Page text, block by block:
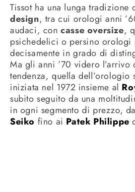
Tissot ha una lunga tradizione
design, tra cui orologi anni
audaci, concasse oversize,
psichedelici o persino orologi
decisamente in grado di
Ma gli anni ’70 videro l’arrivo
tendenza, quella dell’orologio
iniziata nel 1972 insieme al
subito seguito da una
in ogni segmento di prezzo,
Seiko fino ai Patek Philippe